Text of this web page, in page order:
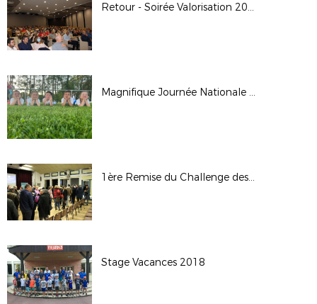
Retour - Soirée Valorisation 2021/2022
Magnifique Journée Nationale des Débutants 2022
1ère Remise du Challenge des Clubs Crédit Agricole -13 Décembre 2018
Stage Vacances 2018